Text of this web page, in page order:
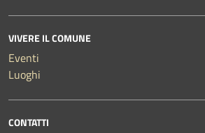
VIVERE IL COMUNE
Eventi
Luoghi
CONTATTI